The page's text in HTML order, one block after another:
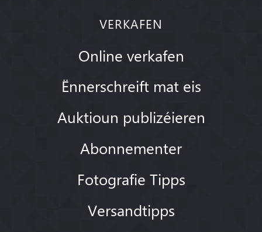
VERKAFEN
Online verkafen
Ënnerschreift mat eis
Auktioun publizéieren
Abonnementer
Fotografie Tipps
Versandtipps